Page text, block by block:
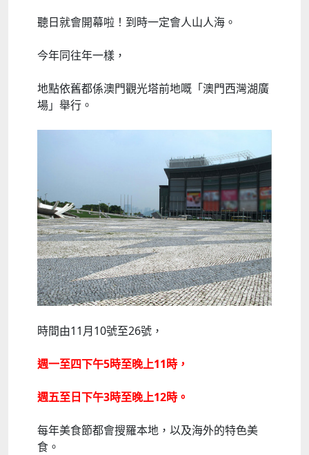
聽日就會開幕啦！到時一定會人山人海。
今年同往年一樣，
地點依舊都係澳門觀光塔前地嘅「澳門西灣湖廣
場」舉行。
時間由11月10號至26號，
週一至四下午5時至晚上11時，
週五至日下午3時至晚上12時。
每年美食節都會搜羅本地，以及海外的特色美
食。